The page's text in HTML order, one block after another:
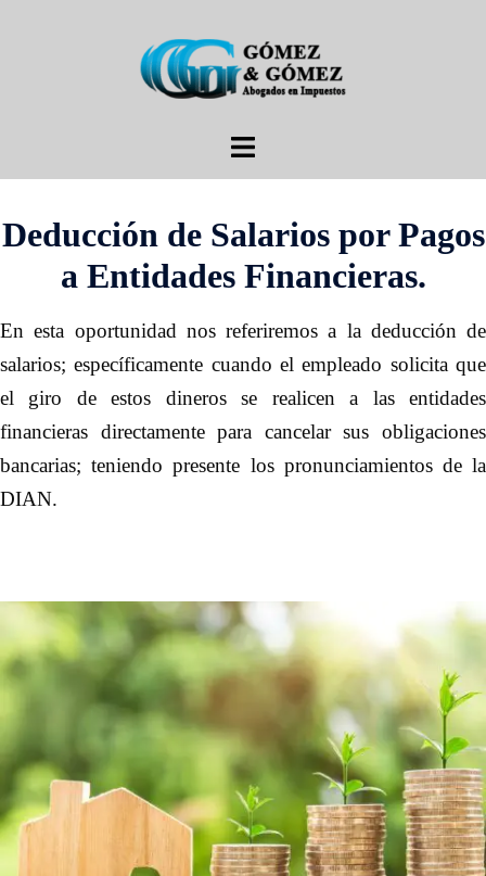
Alternar
Deducción de Salarios por Pagos
a Entidades Financieras.
En esta oportunidad nos referiremos a la deducción de
salarios; específicamente cuando el empleado solicita que
el giro de estos dineros se realicen a las entidades
financieras directamente para cancelar sus obligaciones
bancarias; teniendo presente los pronunciamientos de la
DIAN.